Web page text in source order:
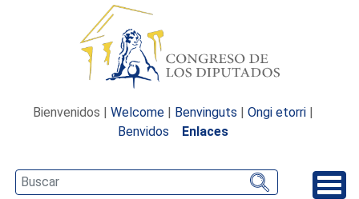
Bienvenidos | Welcome | Benvinguts | Ongi etorri |
Benvidos
Enlaces